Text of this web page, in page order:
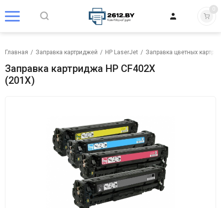
0
Главная / Заправка картриджей / HP LaserJet / Заправка цветных
Заправка картриджа HP CF402X
(201X)